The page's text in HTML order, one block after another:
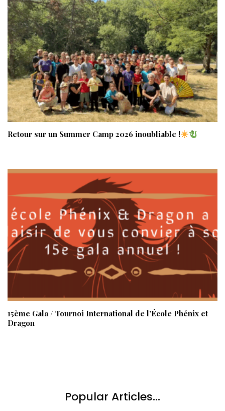
Retour sur un Summer Camp 2026 inoubliable !
15ème Gala / Tournoi International de l’École Phénix et
Dragon
Popular Articles...